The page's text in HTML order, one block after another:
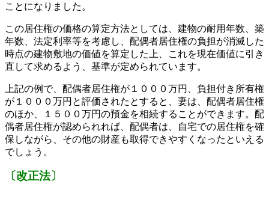
ことになりました。
この居住権の価格の算定方法としては、建物の耐用年数、築
年数、法定利率等を考慮し、配偶者居住権の負担が消滅した
時点の建物敷地の価値を算定した上、これを現在価値に引き
直して求めるよう、基準が定められています。
上記の例で、配偶者居住権が１０００万円、負担付き所有権
が１０００万円と評価されたとすると、妻は、配偶者居住権
のほか、１５００万円の預金を相続することができます。配
偶者居住権が認められれば、配偶者は、自宅での居住権を確
保しながら、その他の財産も取得できやすくなったといえる
でしょう。
〔改正法〕